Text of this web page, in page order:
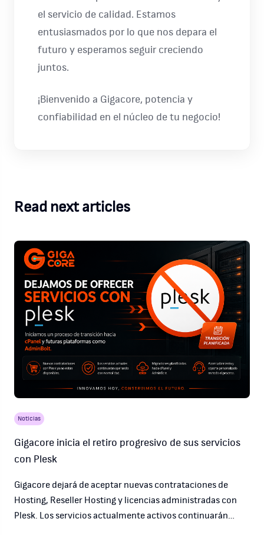
el servicio de calidad. Estamos
entusiasmados por lo que nos depara el
futuro y esperamos seguir creciendo
juntos.
¡Bienvenido a Gigacore, potencia y
confiabilidad en el núcleo de tu negocio!
Read next articles
Noticias
Gigacore inicia el retiro progresivo de sus servicios
con Plesk
Gigacore dejará de aceptar nuevas contrataciones de
Hosting, Reseller Hosting y licencias administradas con
Plesk. Los servicios actualmente activos continuarán